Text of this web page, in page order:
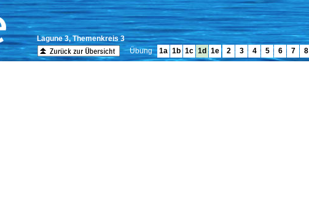
Lagune 3, Themenkreis 3
Übung 1a 1b 1c 1d 1e 2 3 4 5 6 7 8